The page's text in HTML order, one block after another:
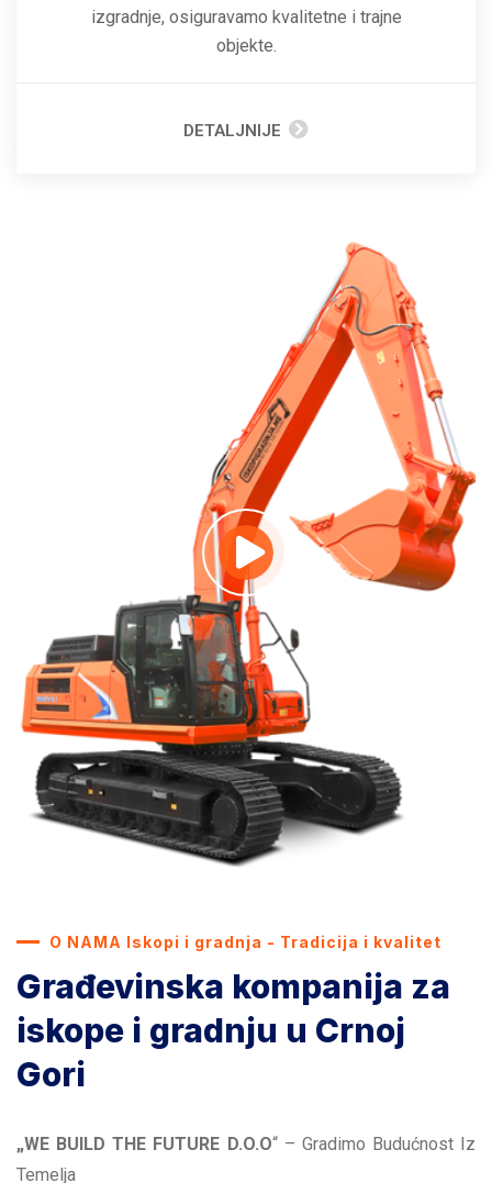
izgradnje, osiguravamo kvalitetne i trajne
objekte.
DETALJNIJE
O NAMA Iskopi i gradnja - Tradicija i kvalitet
Građevinska kompanija za
iskope i gradnju u Crnoj
Gori
„WE BUILD THE FUTURE D.O.O“ – Gradimo Budućnost Iz
Temelja